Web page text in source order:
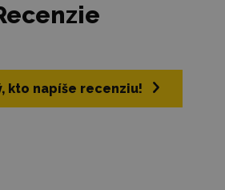
kto napíše recenziu!